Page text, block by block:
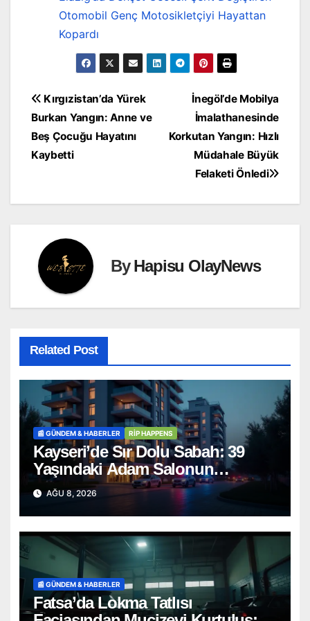
Otomobil Genç Motosikletçiyi Hayattan
Kopardı
Yazı
gezinmesi
İnegöl’de Mobilya
İmalathanesinde
Korkutan Yangın: Hızlı
Müdahale Büyük
Felaketi Önledi
Kırgızistan’da Yürek
Burkan Yangın: Anne ve
Beş Çocuğu Hayatını
Kaybetti
ByHapisu OlayNews
Related Post
📰 GÜNDEM & HABERLER RİP HAPPENS
Kayseri’de Sır Dolu Sabah: 39
Yaşındaki Adam Salonun
Ortasında Ölü Bulundu
AĞU 8, 2026
📰 GÜNDEM & HABERLER
Fatsa’da Lokma Tatlısı